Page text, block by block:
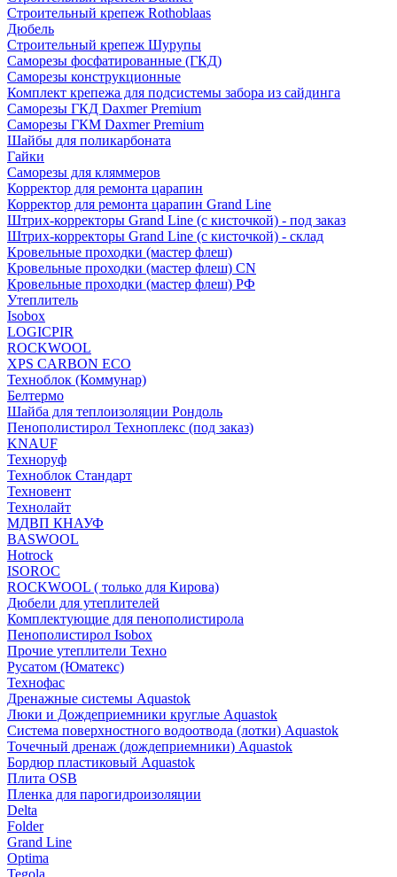
Строительный крепеж Rothoblaas
Дюбель
Строительный крепеж Шурупы
Саморeзы фосфатированные (ГКД)
Саморезы конструкционные
Комплект крепежа для подсистемы забора из сайдинга
Саморезы ГКД Daxmer Premium
Саморезы ГКМ Daxmer Premium
Шайбы для поликарбоната
Гайки
Саморезы для кляммеров
Корректор для ремонта царапин
Корректор для ремонта царапин Grand Line
Штрих-корректоры Grand Line (с кисточкой) - под заказ
Штрих-корректоры Grand Line (с кисточкой) - склад
Кровельные проходки (мастер флеш)
Кровельные проходки (мастер флеш) CN
Кровельные проходки (мастер флеш) РФ
Утеплитель
Isobox
LOGICPIR
ROCKWOOL
XPS CARBON ECO
Техноблок (Коммунар)
Белтермо
Шайба для теплоизоляции Рондоль
Пенополистирол Техноплекс (под заказ)
KNАUF
Технoруф
Техноблок Стандарт
Техновент
Технолайт
МДВП КНАУФ
BASWOOL
Hotrock
ISOROC
ROCKWOOL ( только для Кирова)
Дюбели для утеплителей
Комплектующие для пенополистирола
Пенополистирол Isobox
Прочие утеплители Техно
Русатом (Юматекс)
Технофас
Дренажные системы Aquastok
Люки и Дождеприемники круглые Aquastok
Система поверхностного водоотвода (лотки) Aquastok
Точечный дренаж (дождеприемники) Aquastok
Бордюр пластиковый Aquastok
Плита OSB
Пленка для парогидроизоляции
Delta
Folder
Grand Line
Optima
Tegola